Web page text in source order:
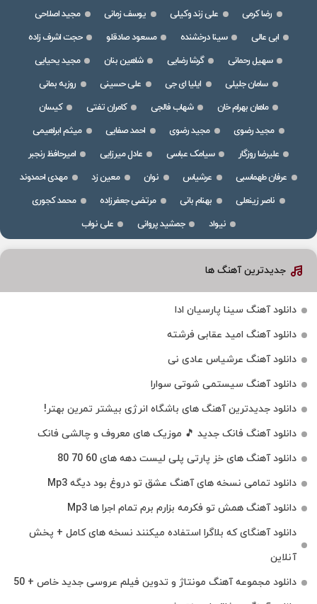
رضا کرمی
علی زند وکیلی یوسف زمانی
مجید اصلاحی
ابی عالی
سینا درخشنده مسعود صادقلو
حجت اشرف زاده
سهیل رحمانی
گرشا رضایی شاهین بنان
مجید یحیایی
سامان جلیلی
ایلیا ای جی علی حسینی
روزبه بمانی
ماهان بهرام خان
شهاب فالجی کامران تفتی
کیسان
مجید رضوی
مجید رضوی احمد صفایی
میثم ابراهیمی
علیرضا روزگار
سیامک عباسی عادل میرزایی
امیرحافظ رنجبر
عرفان طهماسبی
عرشیاس نوان معین زد
مهدی احمدوند
ناصر زینعلی
بهنام بانی مرتضی جعفرزاده
محمد کجوری
نیواد
جمشید پروانی علی نواب
جدیدترین آهنگ ها
دانلود آهنگ سینا پارسیان ادا
دانلود آهنگ امید عقابی فرشته
دانلود آهنگ عرشیاس عادی نی
دانلود آهنگ سیستمی شوتی سوارا
دانلود جدیدترین آهنگ‌ های باشگاه انرژی بیشتر تمرین بهتر!
دانلود آهنگ فانک جدید 🎵 موزیک‌ های معروف و چالشی فانک
دانلود آهنگ های خز پارتی پلی لیست دهه های 60 70 80
دانلود تمامی نسخه های آهنگ عشق تو دروغ بود دیگه Mp3
دانلود آهنگ همش تو فکرمه بزارم برم تمام اجرا ها Mp3
دانلود آهنگای که بلاگرا استفاده میکنند نسخه های کامل + پخش
آنلاین
دانلود مجموعه آهنگ مونتاژ و تدوین فیلم عروسی جدید خاص + 50